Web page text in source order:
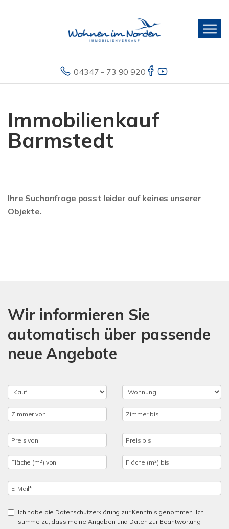
04347 - 73 90 920
Immobilienkauf
Barmstedt
Ihre Suchanfrage passt leider auf keines unserer
Objekte.
Wir informieren Sie
automatisch über passende
neue Angebote
Ich habe die Datenschutzerklärung zur Kenntnis genommen. Ich
stimme zu, dass meine Angaben und Daten zur Beantwortung